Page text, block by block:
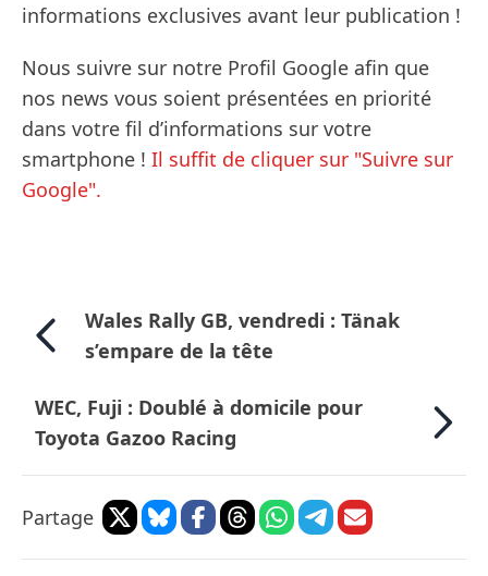
informations exclusives avant leur publication !
Nous suivre sur notre Profil Google afin que
nos news vous soient présentées en priorité
dans votre fil d’informations sur votre
smartphone ! Il suffit de cliquer sur "Suivre sur
Google".
Wales Rally GB, vendredi : Tänak
s’empare de la tête
WEC, Fuji : Doublé à domicile pour
Toyota Gazoo Racing
Partage